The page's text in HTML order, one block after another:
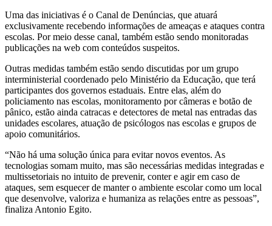
Uma das iniciativas é o Canal de Denúncias, que atuará
exclusivamente recebendo informações de ameaças e ataques contra
escolas. Por meio desse canal, também estão sendo monitoradas
publicações na web com conteúdos suspeitos.
Outras medidas também estão sendo discutidas por um grupo
interministerial coordenado pelo Ministério da Educação, que terá
participantes dos governos estaduais. Entre elas, além do
policiamento nas escolas, monitoramento por câmeras e botão de
pânico, estão ainda catracas e detectores de metal nas entradas das
unidades escolares, atuação de psicólogos nas escolas e grupos de
apoio comunitários.
“Não há uma solução única para evitar novos eventos. As
tecnologias somam muito, mas são necessárias medidas integradas e
multissetoriais no intuito de prevenir, conter e agir em caso de
ataques, sem esquecer de manter o ambiente escolar como um local
que desenvolve, valoriza e humaniza as relações entre as pessoas”,
finaliza Antonio Egito.